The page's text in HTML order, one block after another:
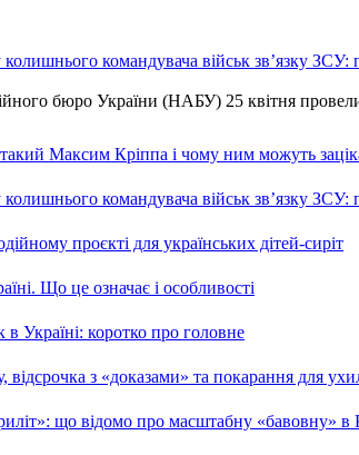
командувача військ зв’язку
бюро України (НАБУ) 25 квітня
Максим Кріппа і чому ним можуть
командувача військ зв’язку
проєкті для українських дітей-сиріт
Що це означає і особливості
в Україні: коротко про головне
відсрочка з «доказами» та покарання для
що відомо про масштабну «бавовну»